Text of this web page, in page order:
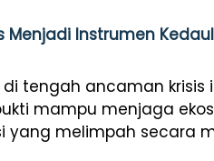
Menjadi Instrumen
tengah ancaman
mampu menjaga
yang melimpah secara